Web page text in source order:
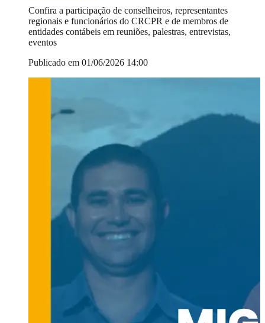
Confira a participação de conselheiros, representantes
regionais e funcionários do CRCPR e de membros de
entidades contábeis em reuniões, palestras, entrevistas,
eventos
Publicado em 01/06/2026 14:00